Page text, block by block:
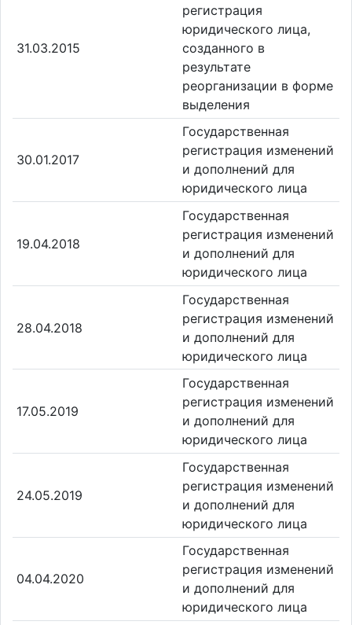
31.03.2015
регистрация
юридического лица,
созданного в
результате
реорганизации в форме
выделения
30.01.2017
Государственная
регистрация изменений
и дополнений для
юридического лица
19.04.2018
Государственная
регистрация изменений
и дополнений для
юридического лица
28.04.2018
Государственная
регистрация изменений
и дополнений для
юридического лица
17.05.2019
Государственная
регистрация изменений
и дополнений для
юридического лица
24.05.2019
Государственная
регистрация изменений
и дополнений для
юридического лица
04.04.2020
Государственная
регистрация изменений
и дополнений для
юридического лица